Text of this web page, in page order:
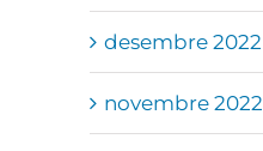
desembre 2022
novembre 2022